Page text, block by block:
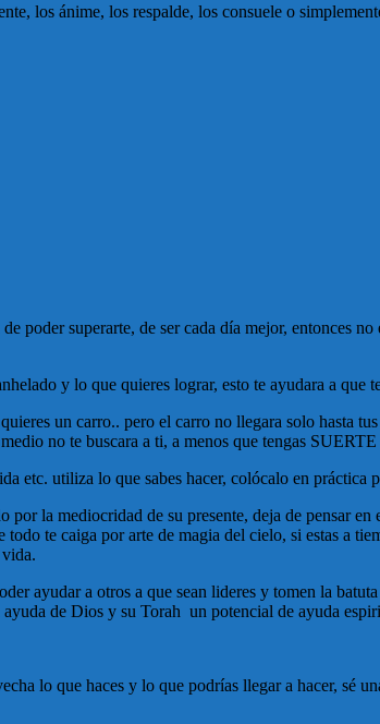
los ánime, los respalde, los consuele o
poder superarte, de ser cada día mejor, entonces
y lo que quieres lograr, esto te ayudara a que
un carro.. pero el carro no llegara solo hasta
no te buscara a ti, a menos que tengas
etc. utiliza lo que sabes hacer, colócalo en práctica
por la mediocridad de su presente, deja de pensar
te caiga por arte de magia del cielo, si estas a
ayudar a otros a que sean lideres y tomen la
de Dios y su Torah un potencial de ayuda
lo que haces y lo que podrías llegar a hacer, sé